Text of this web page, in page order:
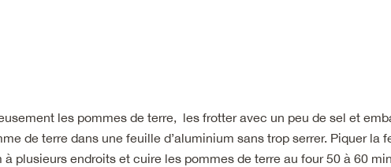
les pommes de terre, les frotter avec un peu de sel et
de terre dans une feuille d’aluminium sans trop serrer. Piquer la
à plusieurs endroits et cuire les pommes de terre au four 50 à 60